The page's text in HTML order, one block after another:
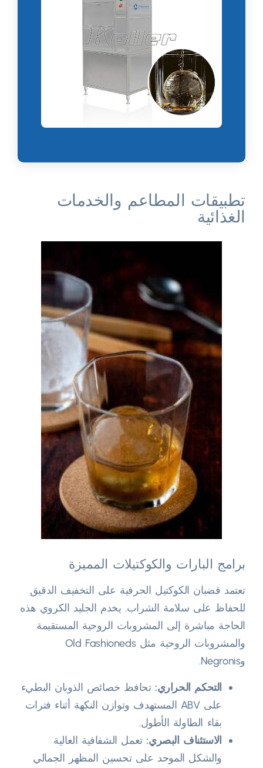
تطبيقات المطاعم والخدمات
الغذائية
برامج البارات والكوكتيلات المميزة
تعتمد قضبان الكوكتيل الحرفية على التخفيف الدقيق
للحفاظ على سلامة الشراب. يخدم الجليد الكروي هذه
الحاجة مباشرة إلى المشروبات الروحية المستقيمة
والمشروبات الروحية مثل Old Fashioneds
وNegronis.
التحكم الحراري: تحافظ خصائص الذوبان البطيء
على ABV المستهدف وتوازن النكهة أثناء فترات
بقاء الطاولة الأطول.
الاستئناف البصري:تعمل الشفافية العالية
والشكل الموحد على تحسين المظهر الجمالي